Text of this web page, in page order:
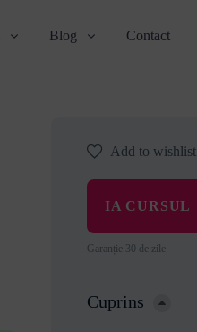
Blog Contact
Add to wishlist
IA CURSUL
Garanție 30 de zile
Cuprins